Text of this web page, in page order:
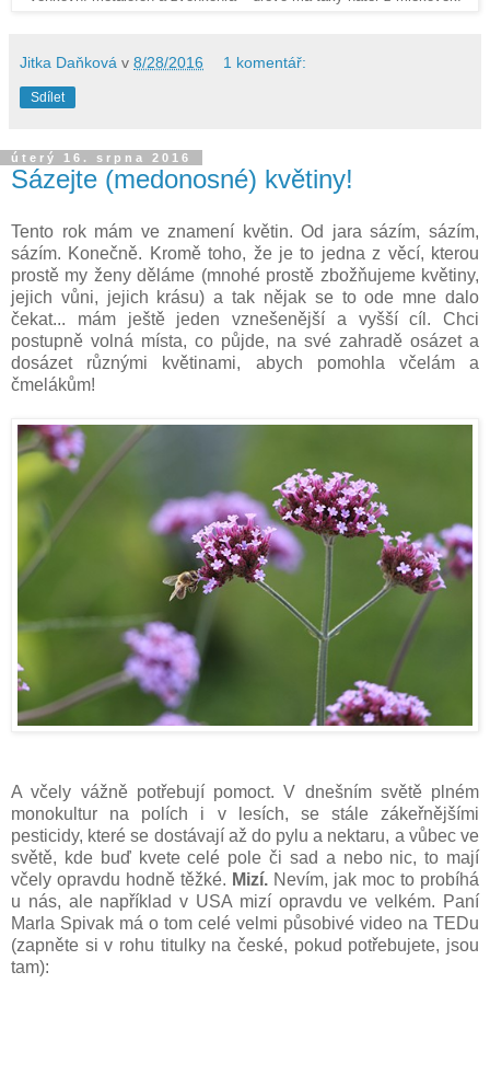
Jitka Daňková v 8/28/2016 1 komentář:
Sdílet
úterý 16. srpna 2016
Sázejte (medonosné) květiny!
Tento rok mám ve znamení květin. Od jara sázím, sázím,
sázím. Konečně. Kromě toho, že je to jedna z věcí, kterou
prostě my ženy děláme (mnohé prostě zbožňujeme květiny,
jejich vůni, jejich krásu) a tak nějak se to ode mne dalo
čekat... mám ještě jeden vznešenější a vyšší cíl. Chci
postupně volná místa, co půjde, na své zahradě osázet a
dosázet různými květinami, abych pomohla včelám a
čmelákům!
A včely vážně potřebují pomoct. V dnešním světě plném
monokultur na polích i v lesích, se stále zákeřnějšími
pesticidy, které se dostávají až do pylu a nektaru, a vůbec ve
světě, kde buď kvete celé pole či sad a nebo nic, to mají
včely opravdu hodně těžké. Mizí. Nevím, jak moc to probíhá
u nás, ale například v USA mizí opravdu ve velkém. Paní
Marla Spivak má o tom celé velmi působivé video na TEDu
(zapněte si v rohu titulky na české, pokud potřebujete, jsou
tam):